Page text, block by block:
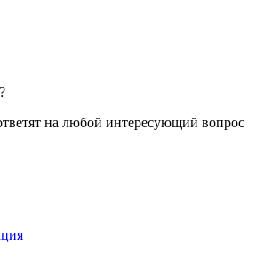
на любой интересующий вопрос